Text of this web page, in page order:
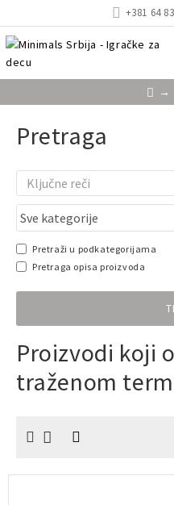
+381 64
Pretraga
Pretraži u podkategorijama
Pretraga opisa proizvoda
Proizvodi koji
traženom